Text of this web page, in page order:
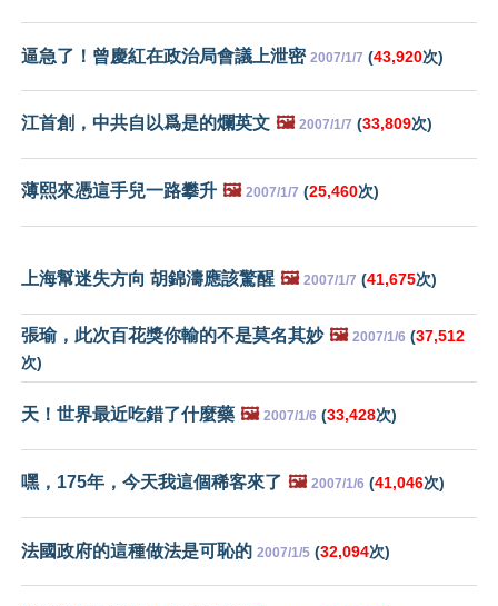
逼急了！曾慶紅在政治局會議上泄密 2007/1/7 (43,920次)
江首創，中共自以爲是的爛英文 🖼️ 2007/1/7 (33,809次)
薄熙來憑這手兒一路攀升 🖼️ 2007/1/7 (25,460次)
上海幫迷失方向 胡錦濤應該驚醒 🖼️ 2007/1/7 (41,675次)
張瑜，此次百花獎你輸的不是莫名其妙 🖼️ 2007/1/6 (37,512
次)
天！世界最近吃錯了什麼藥 🖼️ 2007/1/6 (33,428次)
嘿，175年，今天我這個稀客來了 🖼️ 2007/1/6 (41,046次)
法國政府的這種做法是可恥的 2007/1/5 (32,094次)